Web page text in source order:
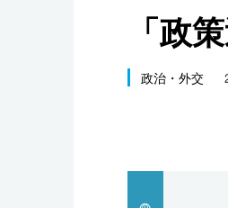
文化
「政
政治・外交